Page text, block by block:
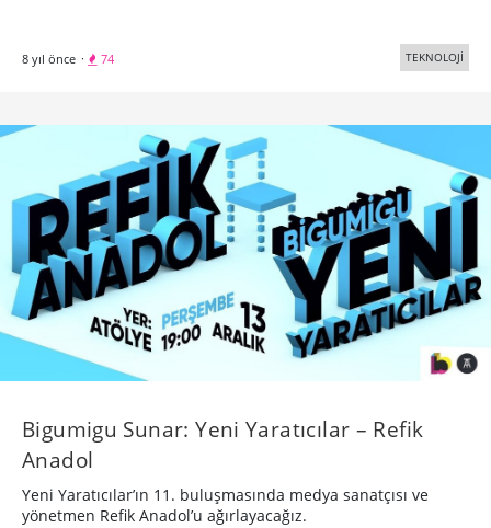
8 yıl önce · 74 TEKNOLOJİ
Bigumigu Sunar: Yeni Yaratıcılar – Refik
Anadol
Yeni Yaratıcılar’ın 11. buluşmasında medya sanatçısı ve
yönetmen Refik Anadol’u ağırlayacağız.